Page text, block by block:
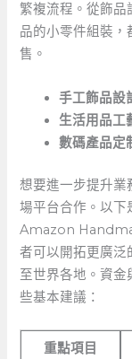
繁複流程。從飾品
品的小零件組裝，
售。
手工飾品設
生活用品工
數碼產品定
想要進一步提升
場平台合作。以下
Amazon‍
者可以開拓更廣泛
至世界各地。資金
些基本建議：
重點項目